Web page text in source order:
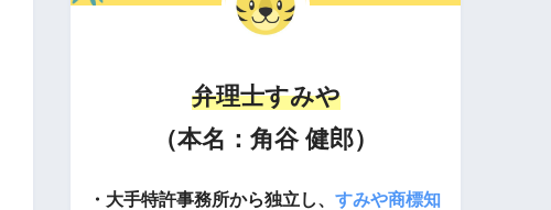
弁理士すみや
（本名：角谷 健郎）
・大手特許事務所から独立し、 すみや商標知